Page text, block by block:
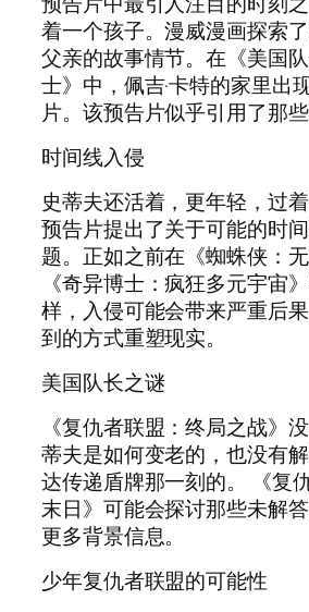
着一个孩子。漫威漫画探索
父亲的故事情节。在《美国
士》中，佩吉·卡特的家里出
片。该预告片似乎引用了那些
时间线入侵
史蒂夫还活着，更年轻，过
预告片提出了关于可能的时
题。正如之前在《蜘蛛侠：
《奇异博士：疯狂多元宇宙
样，入侵可能会带来严重后
到的方式重塑现实。
美国队长之谜
《复仇者联盟：终局之战》
蒂夫是如何变老的，也没有
达传递盾牌那一刻的。 《复
末日》可能会探讨那些未解
更多背景信息。
少年复仇者联盟的可能性